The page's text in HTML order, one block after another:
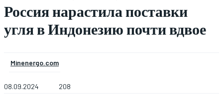
Россия нарастила поставки
угля в Индонезию почти вдвое
Minenergo.com
08.09.2024 208